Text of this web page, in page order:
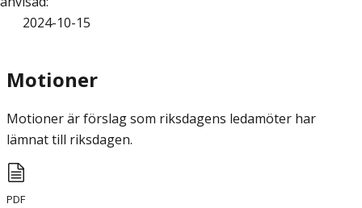
2024-10-15
Motioner
Motioner är förslag som riksdagens ledamöter har
lämnat till riksdagen.
PDF